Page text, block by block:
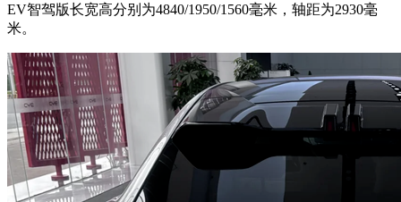
EV智驾版长宽高分别为4840/1950/1560毫米，轴距为2930毫
米。